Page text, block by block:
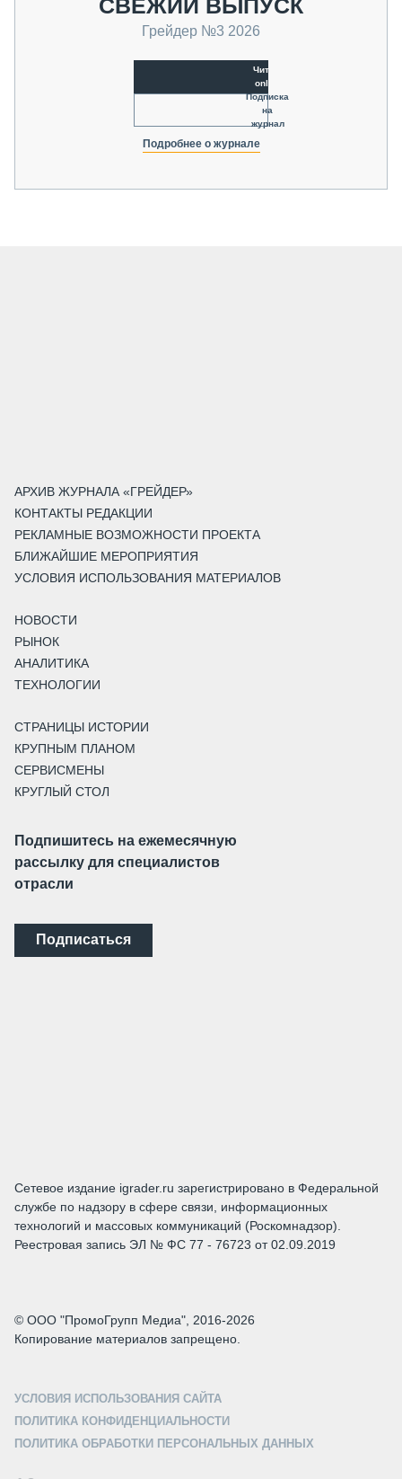
СВЕЖИЙ ВЫПУСК
Грейдер №3 2026
Читать
online
Подписка
на
журнал
Подробнее о журнале
АРХИВ ЖУРНАЛА «ГРЕЙДЕР»
КОНТАКТЫ РЕДАКЦИИ
РЕКЛАМНЫЕ ВОЗМОЖНОСТИ ПРОЕКТА
БЛИЖАЙШИЕ МЕРОПРИЯТИЯ
УСЛОВИЯ ИСПОЛЬЗОВАНИЯ МАТЕРИАЛОВ
НОВОСТИ
РЫНОК
АНАЛИТИКА
ТЕХНОЛОГИИ
СТРАНИЦЫ ИСТОРИИ
КРУПНЫМ ПЛАНОМ
СЕРВИСМЕНЫ
КРУГЛЫЙ СТОЛ
Подпишитесь на ежемесячную
рассылку для специалистов
отрасли
Подписаться
Сетевое издание igrader.ru зарегистрировано в Федеральной
службе по надзору в сфере связи, информационных
технологий и массовых коммуникаций (Роскомнадзор).
Реестровая запись ЭЛ № ФС 77 - 76723 от 02.09.2019
© ООО "ПромоГрупп Медиа", 2016-2026
Копирование материалов запрещено.
УСЛОВИЯ ИСПОЛЬЗОВАНИЯ САЙТА
ПОЛИТИКА КОНФИДЕНЦИАЛЬНОСТИ
ПОЛИТИКА ОБРАБОТКИ ПЕРСОНАЛЬНЫХ ДАННЫХ